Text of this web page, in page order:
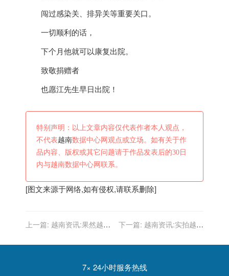
闯过感染关、排异关等重要关口。
一切顺利的话，
下个月他就可以康复出院。
致敬捐赠者
也愿江先生早日出院！
特别声明：以上文章内容仅代表作者本人观点，
不代表越南数据中心网观点或立场。如有关于作
品内容、版权或其它问题请于作品发表后的30日
内与越南数据中心网联系。
[图文来源于网络,如有侵权,请联系删除]
上一篇: 越南资讯:果然越南
也比不过，这长相
下一篇: 越南资讯:实拍越南
927歇骄号
7× 24小时服务热线